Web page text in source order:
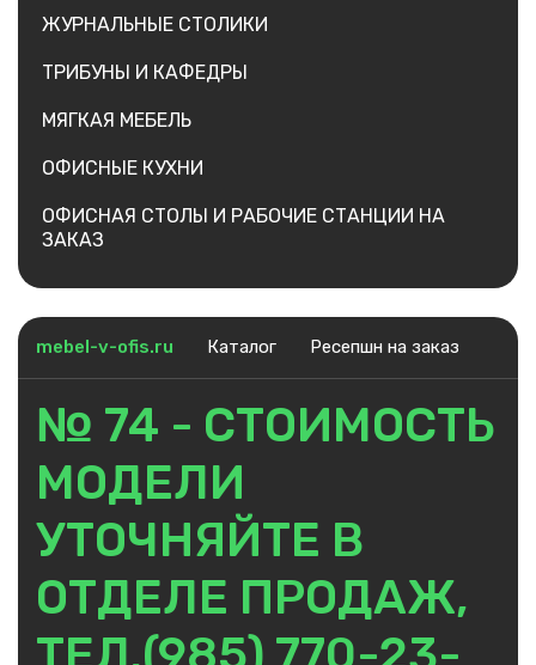
ЖУРНАЛЬНЫЕ СТОЛИКИ
ТРИБУНЫ И КАФЕДРЫ
МЯГКАЯ МЕБЕЛЬ
ОФИСНЫЕ КУХНИ
ОФИСНАЯ СТОЛЫ И РАБОЧИЕ СТАНЦИИ НА
ЗАКАЗ
mebel-v-ofis.ru Каталог Ресепшн на заказ
№ 74 - СТОИМОСТЬ
МОДЕЛИ
УТОЧНЯЙТЕ В
ОТДЕЛЕ ПРОДАЖ,